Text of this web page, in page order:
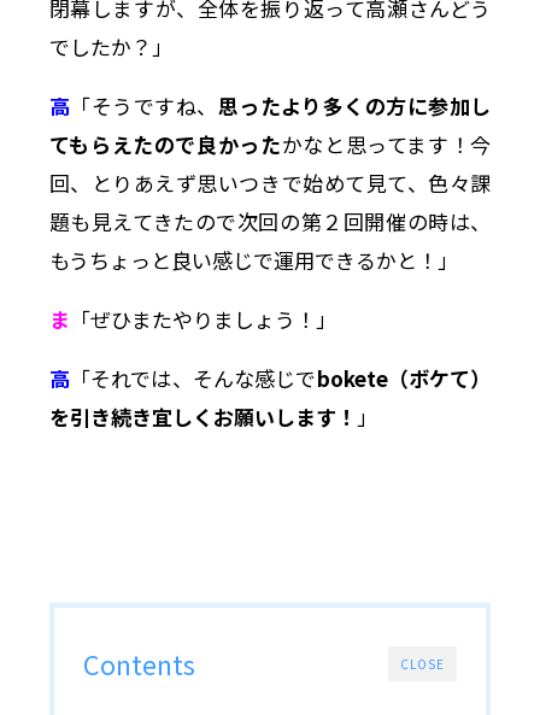
閉幕しますが、全体を振り返って高瀬さんどう
でしたか？」
高 「そうですね、 思ったより多くの方に参加し
てもらえたので良かったかなと思ってます！今
回、とりあえず思いつきで始めて見て、色々課
題も見えてきたので次回の第２回開催の時は、
もうちょっと良い感じで運用できるかと！」
ま 「ぜひまたやりましょう！」
高 「それでは、そんな感じでbokete（ボケて）
を引き続き宜しくお願いします！ 」
CLOSE
Contents